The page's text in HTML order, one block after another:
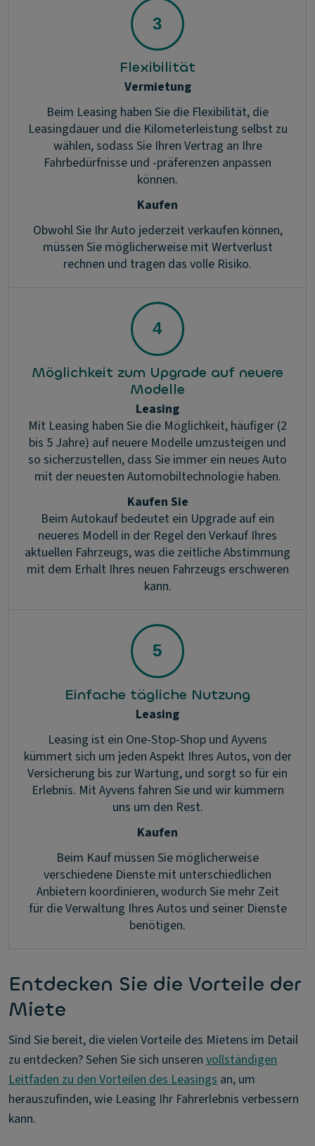
Flexibilität
Vermietung
Beim Leasing haben Sie die Flexibilität, die
Leasingdauer und die Kilometerleistung selbst zu
wählen, sodass Sie Ihren Vertrag an Ihre
Fahrbedürfnisse und -präferenzen anpassen
können.
Kaufen
Obwohl Sie Ihr Auto jederzeit verkaufen können,
müssen Sie möglicherweise mit Wertverlust
rechnen und tragen das volle Risiko.
Möglichkeit zum Upgrade auf neuere
Modelle
Leasing
Mit Leasing haben Sie die Möglichkeit, häufiger (2
bis 5 Jahre) auf neuere Modelle umzusteigen und
so sicherzustellen, dass Sie immer ein neues Auto
mit der neuesten Automobiltechnologie haben.
Kaufen Sie
Beim Autokauf bedeutet ein Upgrade auf ein
neueres Modell in der Regel den Verkauf Ihres
aktuellen Fahrzeugs, was die zeitliche Abstimmung
mit dem Erhalt Ihres neuen Fahrzeugs erschweren
kann.
Einfache tägliche Nutzung
Leasing
Leasing ist ein One-Stop-Shop und Ayvens
kümmert sich um jeden Aspekt Ihres Autos, von der
Versicherung bis zur Wartung, und sorgt so für ein
Erlebnis. Mit Ayvens fahren Sie und wir kümmern
uns um den Rest.
Kaufen
Beim Kauf müssen Sie möglicherweise
verschiedene Dienste mit unterschiedlichen
Anbietern koordinieren, wodurch Sie mehr Zeit
für die Verwaltung Ihres Autos und seiner Dienste
benötigen.
Entdecken Sie die Vorteile der
Miete
Sind Sie bereit, die vielen Vorteile des Mietens im Detail
zu entdecken? Sehen Sie sich unseren vollständigen
Leitfaden zu den Vorteilen des Leasings an, um
herauszufinden, wie Leasing Ihr Fahrerlebnis verbessern
kann.